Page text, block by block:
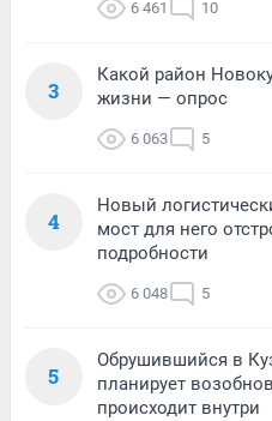
6 461 10
3
Какой район
жизни — опрос
6 063 5
4
Новый
мост для него
подробности
6 048 5
5
Обрушившийся в
планирует
происходит внутри